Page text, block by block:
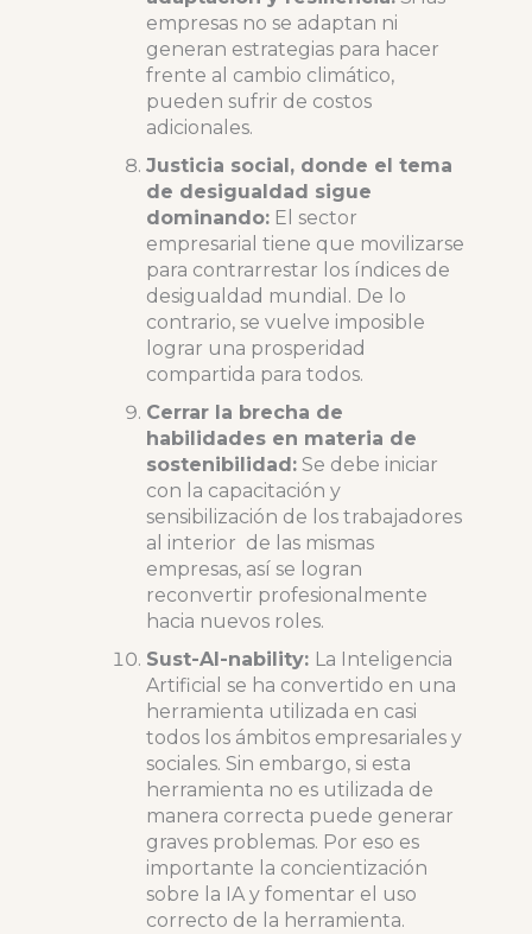
empresas no se adaptan ni
generan estrategias para hacer
frente al cambio climático,
pueden sufrir de costos
adicionales.
Justicia social, donde el tema
de desigualdad sigue
dominando:El sector
empresarial tiene que movilizarse
para contrarrestar los índices de
desigualdad mundial. De lo
contrario, se vuelve imposible
lograr una prosperidad
compartida para todos.
Cerrar la brecha de
habilidades en materia de
sostenibilidad:Se debe iniciar
con la capacitación y
sensibilización de los trabajadores
al interior de las mismas
empresas, así se logran
reconvertir profesionalmente
hacia nuevos roles.
Sust-AI-nability: La Inteligencia
Artificial se ha convertido en una
herramienta utilizada en casi
todos los ámbitos empresariales y
sociales. Sin embargo, si esta
herramienta no es utilizada de
manera correcta puede generar
graves problemas. Por eso es
importante la concientización
sobre la IA y fomentar el uso
correcto de la herramienta.